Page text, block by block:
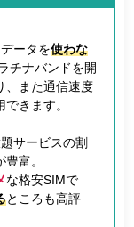
ータを使わな
チナバンドを開
、また通信速度
できます。
サービスの割
富。
な格安SIMで
ところも高評